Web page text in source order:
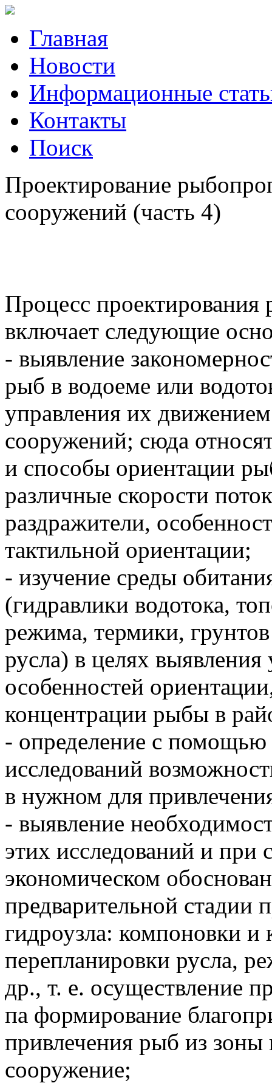
Главная
Новости
Информационные
Контакты
Поиск
Проектирование
сооружений (часть 4)
Процесс
включает следующие
- выявление
рыб в водоеме или
управления их
сооружений; сюда
и способы ориентации
различные скорости
раздражители,
тактильной ориентации;
- изучение среды
(гидравлики водотока,
режима, термики,
русла) в целях
особенностей
концентрации рыбы в
- определение с
исследований
в нужном для
- выявление
этих исследований и при
экономическом
предварительной стадии
гидроузла: компоновки и
перепланировки русла,
др., т. е. осуществление
па формирование
привлечения рыб из
сооружение;